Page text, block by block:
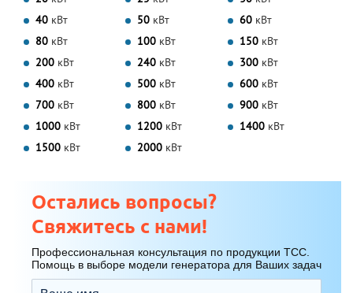
40 кВт 50 кВт 60 кВт
80 кВт 100 кВт 150 кВт
200 кВт 240 кВт 300 кВт
400 кВт 500 кВт 600 кВт
700 кВт 800 кВт 900 кВт
1000 кВт 1200 кВт 1400 кВт
1500 кВт 2000 кВт
Остались вопросы?
Свяжитесь с нами!
Профессиональная консультация по продукции ТСС.
Помощь в выборе модели генератора для Ваших задач